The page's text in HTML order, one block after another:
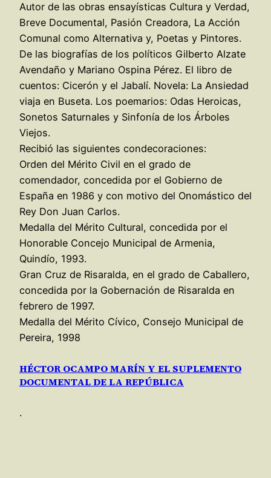
Autor de las obras ensayísticas Cultura y Verdad,
Breve Documental, Pasión Creadora, La Acción
Comunal como Alternativa y, Poetas y Pintores.
De las biografías de los políticos Gilberto Alzate
Avendaño y Mariano Ospina Pérez. El libro de
cuentos: Cicerón y el Jabalí. Novela: La Ansiedad
viaja en Buseta. Los poemarios: Odas Heroicas,
Sonetos Saturnales y Sinfonía de los Árboles
Viejos.
Recibió las siguientes condecoraciones:
Orden del Mérito Civil en el grado de
comendador, concedida por el Gobierno de
España en 1986 y con motivo del Onomástico del
Rey Don Juan Carlos.
Medalla del Mérito Cultural, concedida por el
Honorable Concejo Municipal de Armenia,
Quindío, 1993.
Gran Cruz de Risaralda, en el grado de Caballero,
concedida por la Gobernación de Risaralda en
febrero de 1997.
Medalla del Mérito Cívico, Consejo Municipal de
Pereira, 1998
HÉCTOR OCAMPO MARÍN Y EL SUPLEMENTO
DOCUMENTAL DE LA REPÚBLICA
.